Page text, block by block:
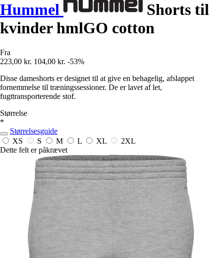
Hummel
Shorts til
kvinder hmlGO cotton
Fra
223,00 kr. 104,00 kr. -53%
Disse dameshorts er designet til at give en behagelig, afslappet
fornemmelse til træningssessioner. De er lavet af let,
fugttransporterende stof.
Størrelse
*
Størrelsesguide
XS
S M L XL
2XL
Dette felt er påkrævet